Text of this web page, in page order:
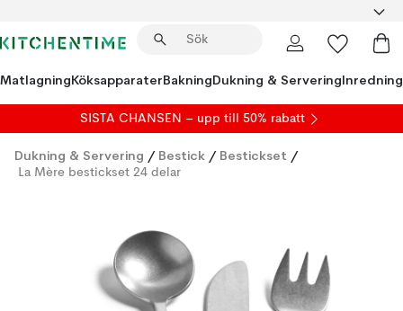
MatlagningKöksapparaterBakningDukning & ServeringInredning
SISTA CHANSEN – upp till 50% rabatt
Dukning & Servering / Bestick / Bestickset /
La Mère bestickset 24 delar